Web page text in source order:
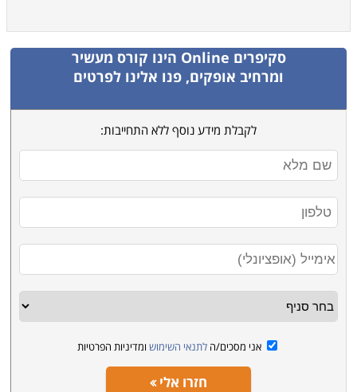
סקיפרים Online
הינו קורס מעשיר
ומרחיב אופקים, פנו אלינו לפרטים
לקבלת מידע נוסף ללא התחייבות:
אני מסכים/ה לתנאי השימוש ומדיניות הפרטיות
חזרו אלי